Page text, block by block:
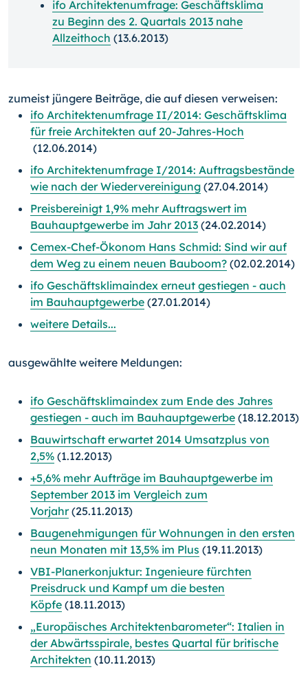
ifo Architektenumfrage: Geschäftsklima
zu Beginn des 2. Quartals 2013 nahe
Allzeithoch (13.6.2013)
zumeist jüngere Beiträge, die auf diesen verweisen:
ifo Architektenumfrage II/2014: Geschäftsklima
für freie Architekten auf 20-Jahres-Hoch
(12.06.2014)
ifo Architektenumfrage I/2014: Auftragsbestände
wie nach der Wiedervereinigung (27.04.2014)
Preisbereinigt 1,9% mehr Auftragswert im
Bauhauptgewerbe im Jahr 2013 (24.02.2014)
Cemex-Chef-Ökonom Hans Schmid: Sind wir auf
dem Weg zu einem neuen Bauboom? (02.02.2014)
ifo Geschäftsklimaindex erneut gestiegen - auch
im Bauhauptgewerbe (27.01.2014)
weitere Details...
ausgewählte weitere Meldungen:
ifo Geschäftsklimaindex zum Ende des Jahres
gestiegen - auch im Bauhauptgewerbe (18.12.2013)
Bauwirtschaft erwartet 2014 Umsatzplus von
2,5% (1.12.2013)
+5,6% mehr Aufträge im Bauhauptgewerbe im
September 2013 im Vergleich zum
Vorjahr(25.11.2013)
Baugenehmigungen für Wohnungen in den ersten
neun Monaten mit 13,5% im Plus (19.11.2013)
VBI-Planerkonjuktur: Ingenieure fürchten
Preisdruck und Kampf um die besten
Köpfe (18.11.2013)
„Europäisches Architektenbarometer“: Italien in
der Abwärts­spirale, bestes Quartal für britische
Architekten (10.11.2013)